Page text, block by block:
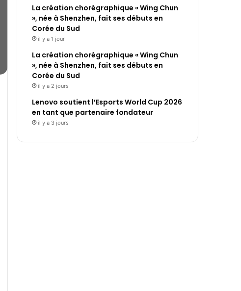
La création chorégraphique « Wing Chun
», née à Shenzhen, fait ses débuts en
Corée du Sud
il y a 1 jour
La création chorégraphique « Wing Chun
», née à Shenzhen, fait ses débuts en
Corée du Sud
il y a 2 jours
Lenovo soutient l’Esports World Cup 2026
en tant que partenaire fondateur
il y a 3 jours